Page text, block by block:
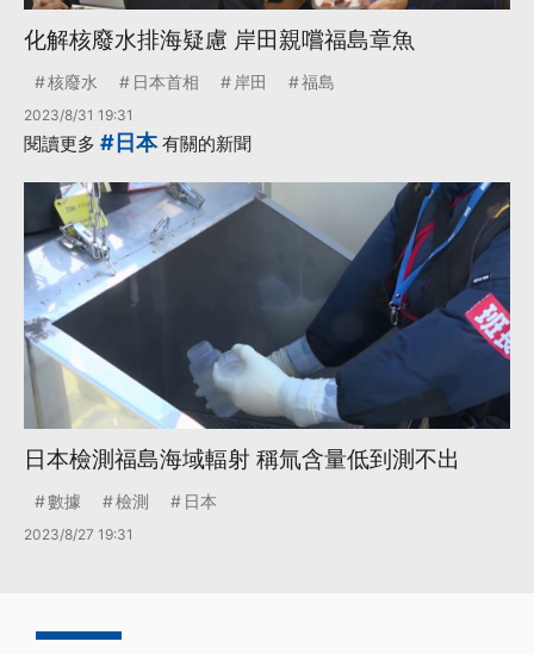
化解核廢水排海疑慮 岸田親嚐福島章魚
核廢水 日本首相 岸田 福島
2023/8/31 19:31
閱讀更多 #日本有關的新聞
日本檢測福島海域輻射 稱氚含量低到測不出
數據 檢測 日本
2023/8/27 19:31